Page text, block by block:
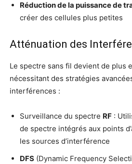
Réduc­tion de la puis­sance de
créer des cel­lules plus petites
Atténuation des
Le spectre sans fil devient de plus
néces­si­tant des stra­té­gies
interférences :
Sur­veillance du spectre RF :
de spectre inté­grés aux points
les sources d’interférence
DF​S (Dyna­mic Fre­quen­cy